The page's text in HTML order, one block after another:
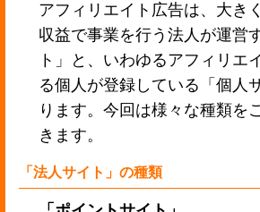
アフィリエイト広告は、大き
収益で事業を行う法人が運営
ト」と、いわゆるアフィリエ
る個人が登録している「個人
ります。今回は様々な種類を
きます。
「法人サイト」の種類